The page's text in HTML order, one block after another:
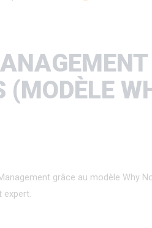
(MODÈLE
grâce au modèle Why